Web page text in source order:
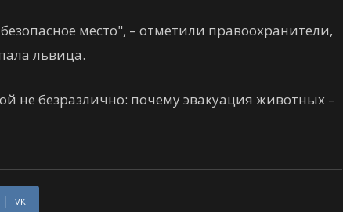
место", – отметили правоохранители,
львица.
не безразлично: почему эвакуация животных –
VK